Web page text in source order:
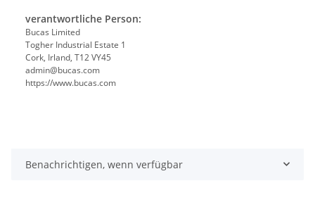
verantwortliche Person:
Bucas Limited
Togher Industrial Estate 1
Cork, Irland, T12 VY45
admin@bucas.com
https://www.bucas.com
Benachrichtigen, wenn verfügbar